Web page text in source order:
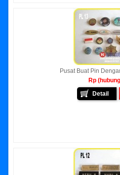
Pusat Buat Pin
Rp
Detail